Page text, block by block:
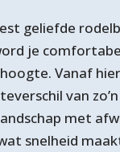
geliefde
je
Vanaf
van
met
snelheid